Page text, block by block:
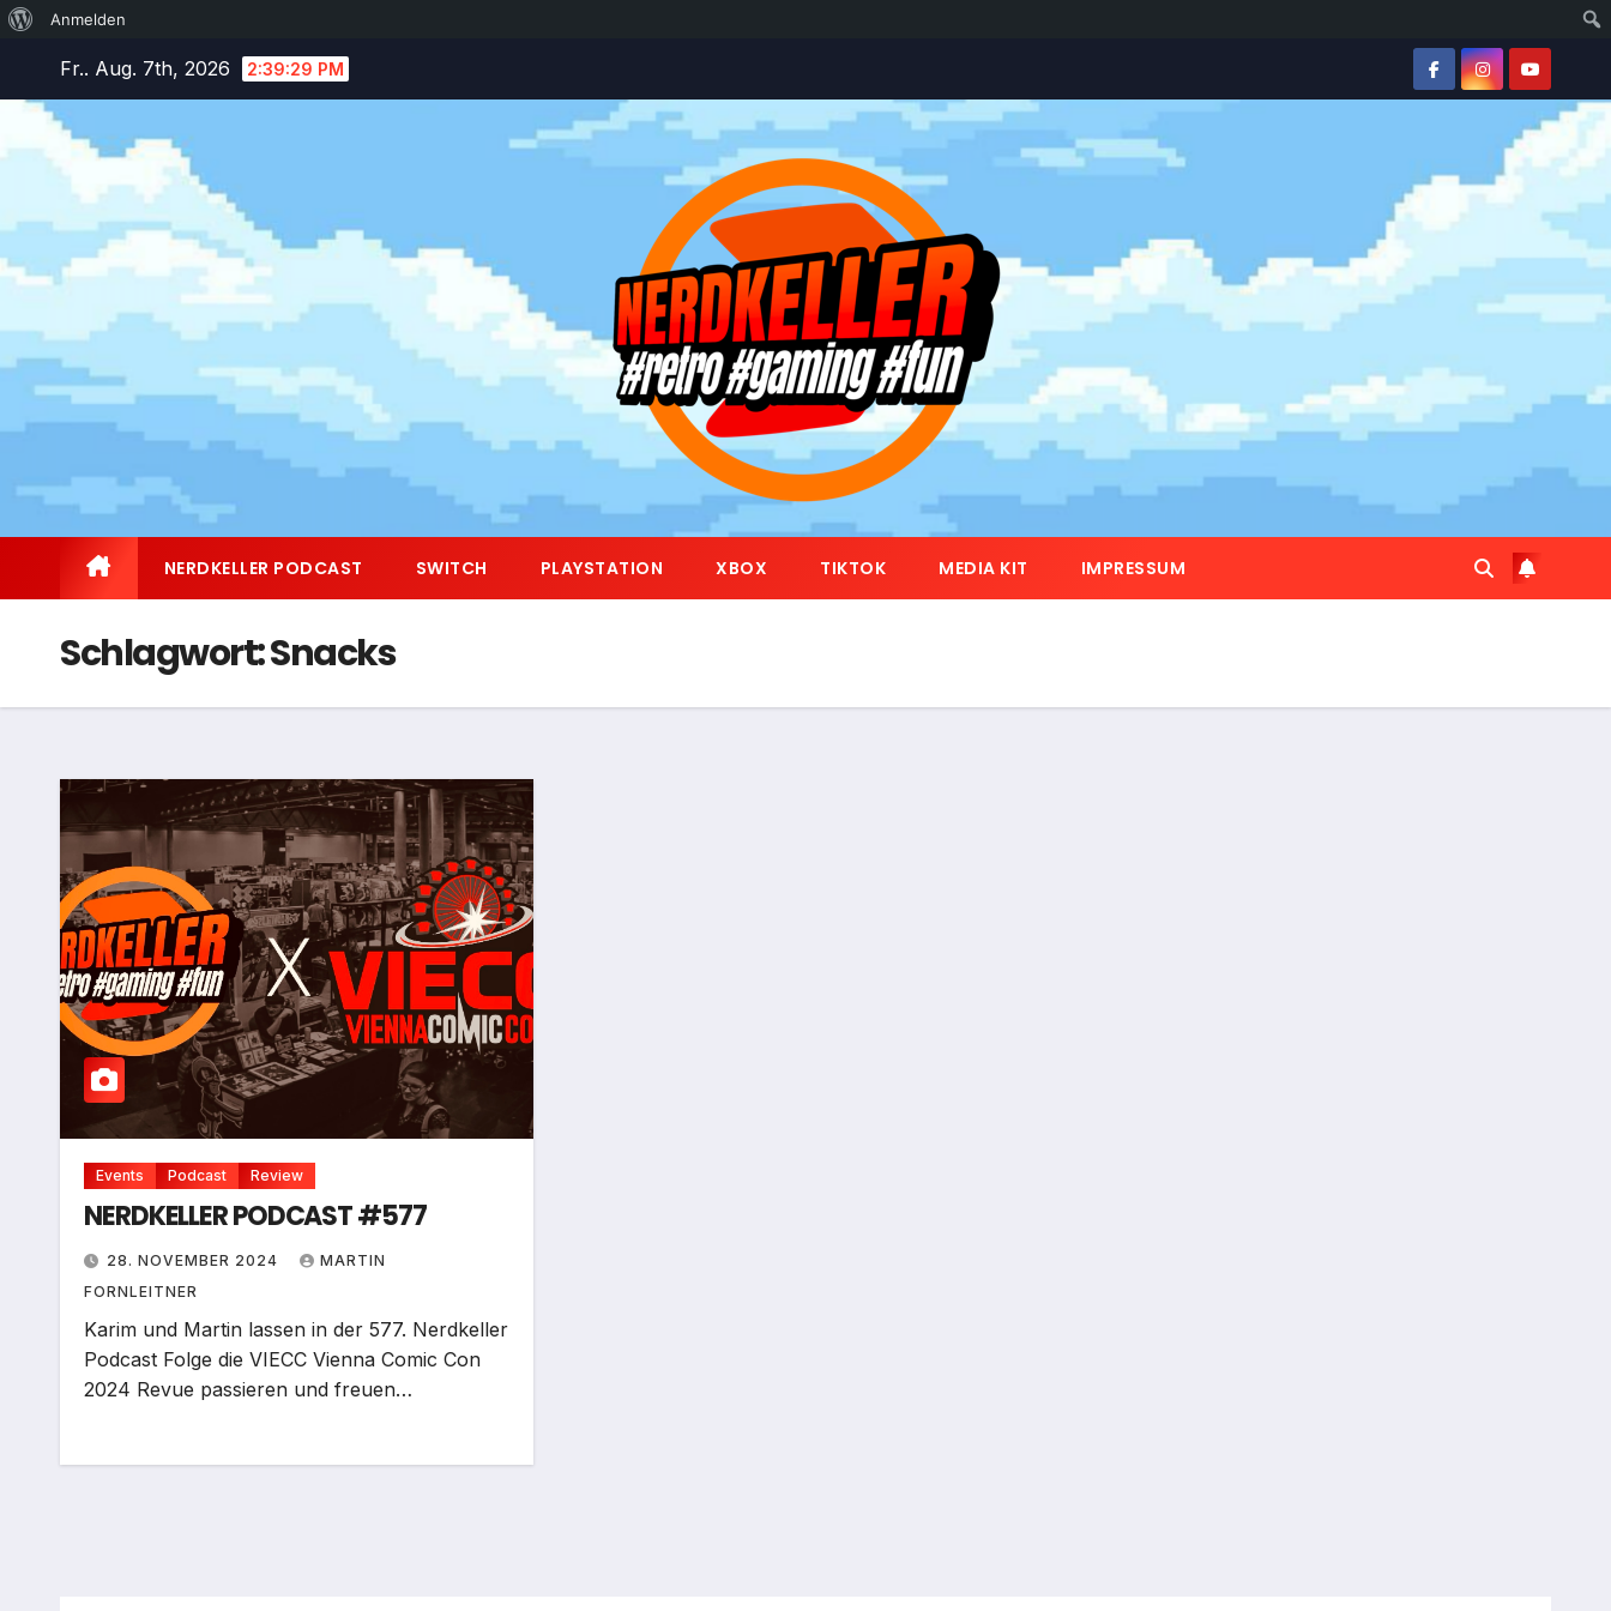
Über
Anmelden
springen
Fr.. Aug. 7th, 2026 2:39:30 PM
NERDKELLER PODCAST SWITCH PLAYSTATION XBOX TIKTOK MEDIA KIT IMPRESSUM
Schlagwort:Snacks
Events Podcast Review
NERDKELLER PODCAST #577
28. NOVEMBER 2024
MARTIN
FORNLEITNER
Karim und Martin lassen in der 577. Nerdkeller
Podcast Folge die VIECC Vienna Comic Con
2024 Revue passieren und freuen…